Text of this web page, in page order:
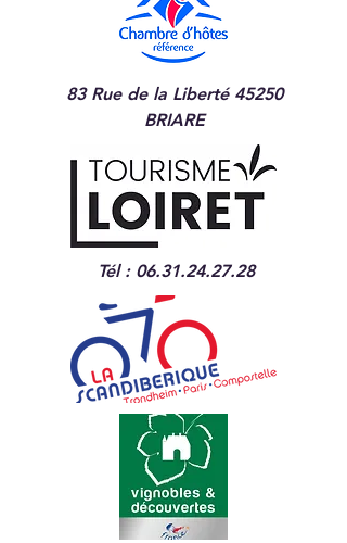
83 Rue de la Liberté 45250
BRIARE
Tél : 06.31.24.27.28